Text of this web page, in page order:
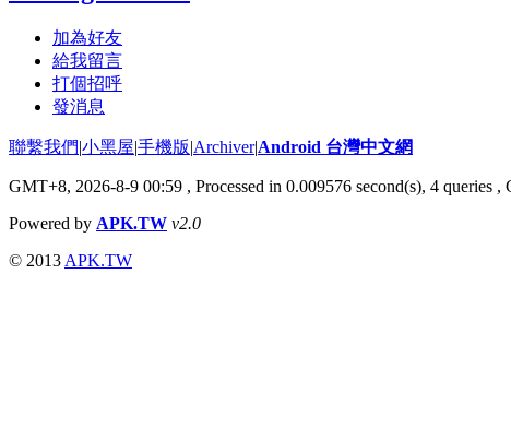
加為好友
給我留言
打個招呼
發消息
聯繫我們|小黑屋|手機版|Archiver|Android 台灣中文網
GMT+8, 2026-8-9 00:59 , Processed in 0.009576 second(s), 4 queries
Powered by APK.TW v2.0
© 2013 APK.TW